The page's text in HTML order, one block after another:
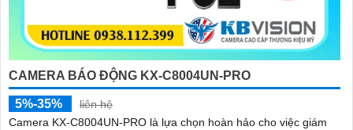
CAMERA BÁO ĐỘNG KX-C8004UN-PRO
5%-35%
liên hệ
Camera KX-C8004UN-PRO là lựa chọn hoàn hảo cho việc giám